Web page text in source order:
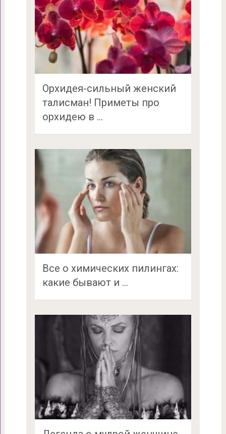
Орхидея-сильный женский
талисман! Приметы про
орхидею в …
Все о химических пилингах:
какие бывают и …